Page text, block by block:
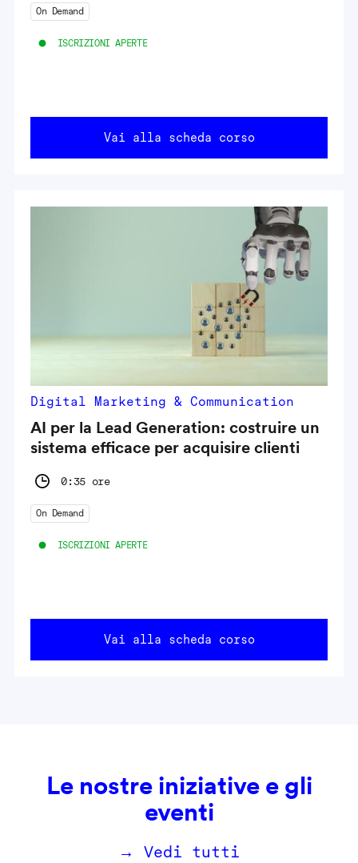
On Demand
ISCRIZIONI APERTE
Vai alla scheda corso
Digital Marketing & Communication
AI per la Lead Generation: costruire un
sistema efficace per acquisire clienti
0:35 ore
On Demand
ISCRIZIONI APERTE
Vai alla scheda corso
Le nostre iniziative e gli
eventi
→ Vedi tutti